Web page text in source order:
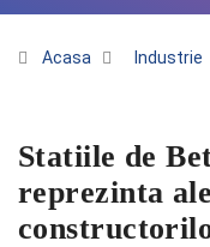
Acasa Industrie
Statiile de
reprezinta